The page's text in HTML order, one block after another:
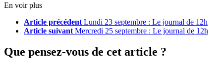
En voir plus
Article précédent Lundi 23 septembre : Le journal de 12h
Article suivant Mercredi 25 septembre : Le journal de 12h
Que pensez-vous de cet article ?